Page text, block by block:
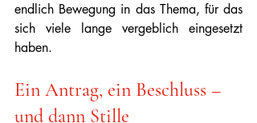
endlich Bewegung in das Thema, für das
sich viele lange vergeblich eingesetzt
haben.
Ein Antrag, ein Beschluss –
und dann Stille